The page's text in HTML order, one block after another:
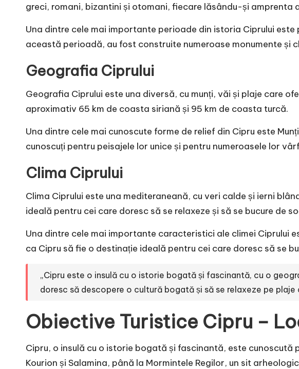
greci, romani, bizantini și otomani, fiecare lăsându-și amprenta
Una dintre cele mai importante perioade din istoria Ciprului
această perioadă, au fost construite numeroase monumente și
Geografia Ciprului
Geografia Ciprului este una diversă, cu munți, văi și plaje care
aproximativ 65 km de coasta siriană și 95 km de coasta turcă.
Una dintre cele mai cunoscute forme de relief din Cipru este
cunoscuți pentru peisajele lor unice și pentru numeroasele lor
Clima Ciprului
Clima Ciprului este una mediteraneană, cu veri calde și ierni
ideală pentru cei care doresc să se relaxeze și să se bucure de
Una dintre cele mai importante caracteristici ale climei Ciprului
ca Cipru să fie o destinație ideală pentru cei care doresc să se
„Cipru este o insulă cu o istorie bogată și fascinantă, cu o
doresc să descopere o cultură bogată și să se relaxeze pe plaje
Obiective Turistice Cipru –
Cipru, o insulă cu o istorie bogată și fascinantă, este cunoscută
Kourion și Salamina, până la Mormintele Regilor, un sit